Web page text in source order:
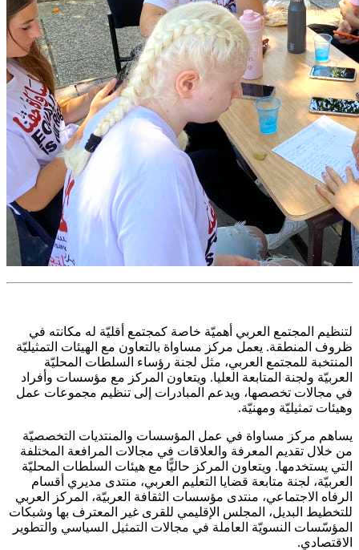
لتنظيم المجتمع العربي أهميّة خاصة كمجتمع أقليّة له مكانته في
ظروف المنطقة. يعمل مركز مساواة بالتعاون مع الهيئات التمثيليّة
المنتخبة للمجتمع العربي، مثل لجنة رؤساء السلطات المحليّة
العربيّة ولجنة المتابعة العليا. ويتعاون المركز مع مؤسسات وأفراد
في مجالات تخصصها، ويدعم المبادرات إلى تنظيم مجموعات عمل
وهيئات تمثيليّة ومهنيّة.
يساهم مركز مساواة في عمل المؤسسات والمنتديات التخصصيّة
من خلال تقديم المعرفة والعلاقات في مجالات المرافعة المختلفة
التي يستخدمها. ويتعاون المركز حاليًّا مع هيئات السلطات المحليّة
العربيّة، لجنة متابعة قضايا التعليم العربي، منتدى مديري أقسام
الرفاه الاجتماعي، منتدى مؤسسات الثقافة العربيّة، المركز العربي
للتخطيط البديل، المجلس الإقليمي للقرى غير المعترف بها وشبكات
المؤسّسات النسويّة العاملة في مجالات التمثيل السياسي والتطوير
الاقتصادي.